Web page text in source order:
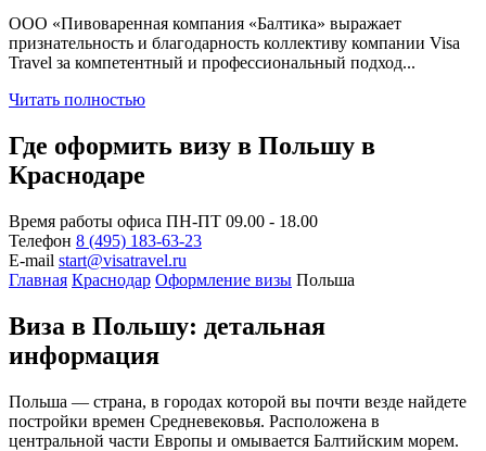
ООО «Пивоваренная компания «Балтика» выражает
признательность и благодарность коллективу компании Visa
Travel за компетентный и профессиональный подход...
Читать полностью
Где оформить визу в Польшу в
Краснодаре
Время работы офиса ПН-ПТ 09.00 - 18.00
Телефон 8 (495) 183-63-23
E-mail start@visatravel.ru
Главная Краснодар Оформление визы Польша
Виза в Польшу: детальная
информация
Польша — страна, в городах которой вы почти везде найдете
постройки времен Средневековья. Расположена в
центральной части Европы и омывается Балтийским морем.